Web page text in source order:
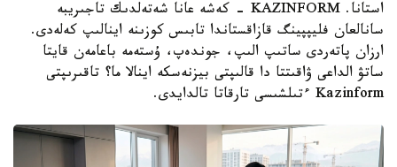
استانا. KAZINFORM - كەشە عانا شەتەلدىك تاجىريبە
سانالعان فليپپينگ قازاقستاندا تابىس كوزىنە اينالىپ كەلەدى.
ارزان پاتەردى ساتىپ الىپ، جوندەپ، ۇستەمە باعامەن قايتا
ساتۋ الداعى ۋاقىتتا دا قالىپتى بيزنەسكە اينالا ما؟ تاقىرىپتى
Kazinform ءتىلشىسى تارقاتا تالدايدى.